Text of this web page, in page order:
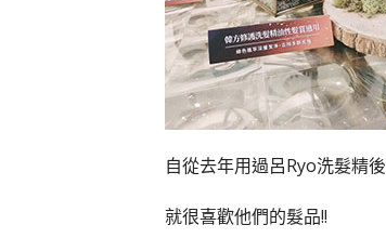
自從去年用過呂Ryo洗髮精後
就很喜歡他們的髮品!!